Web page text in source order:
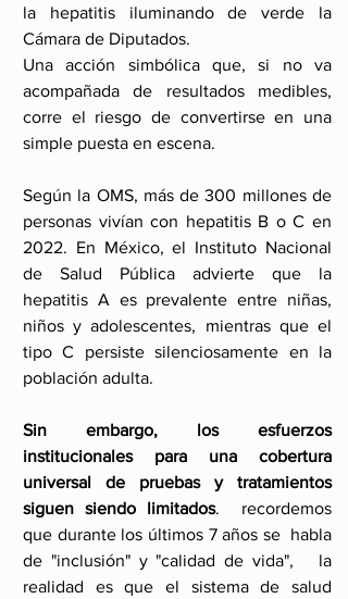
la hepatitis iluminando de verde la
Cámara de Diputados.
Una acción simbólica que, si no va
acompañada de resultados medibles,
corre el riesgo de convertirse en una
simple puesta en escena.
Según la OMS, más de 300 millones de
personas vivían con hepatitis B o C en
2022. En México, el Instituto Nacional
de Salud Pública advierte que la
hepatitis A es prevalente entre niñas,
niños y adolescentes, mientras que el
tipo C persiste silenciosamente en la
población adulta.
Sin embargo, los esfuerzos
institucionales para una cobertura
universal de pruebas y tratamientos
siguen siendo limitados.  recordemos
que durante los últimos 7 años se habla
de "inclusión" y "calidad de vida",   la
realidad es que el sistema de salud